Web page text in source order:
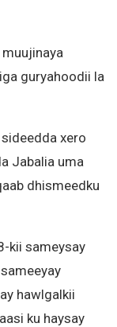
guryahoodii la
xero
Jabalia uma
dhismeedku
kii sameysay
hawlgalkii
ku haysay